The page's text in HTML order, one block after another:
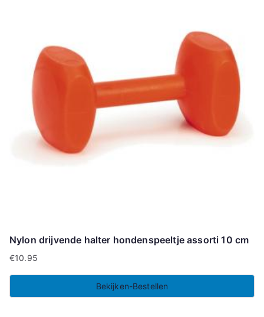
Nylon drijvende halter hondenspeeltje assorti 10 cm
€10.95
Bekijken-Bestellen